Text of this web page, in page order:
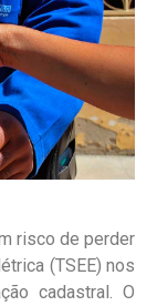
risco de perder
(TSEE) nos
cadastral. O